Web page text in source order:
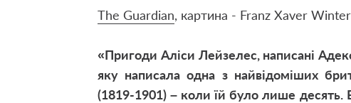
The Guardian, картина - Franz Xaver
«Пригоди Аліси Лейзелес, написані
яку написала одна з найвідоміших
(1819-1901) – коли їй було лише десять.